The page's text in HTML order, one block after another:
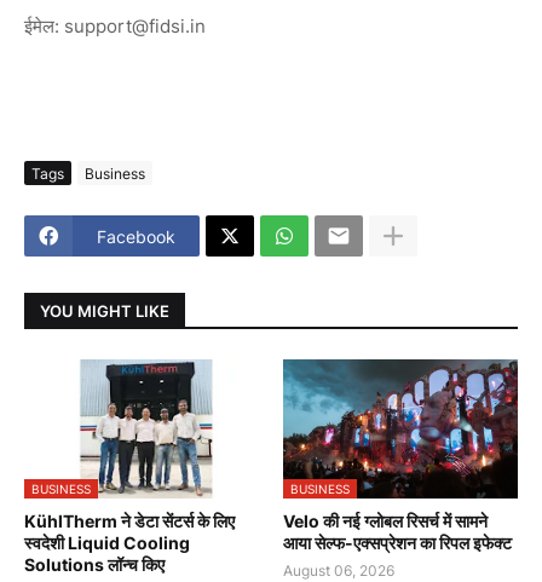
ईमेल: support@fidsi.in
Tags Business
Facebook
YOU MIGHT LIKE
BUSINESS
KühlTherm ने डेटा सेंटर्स के लिए
स्वदेशी Liquid Cooling
Solutions लॉन्च किए
BUSINESS
Velo की नई ग्लोबल रिसर्च में सामने
आया सेल्फ-एक्सप्रेशन का रिपल इफेक्ट
August 06, 2026